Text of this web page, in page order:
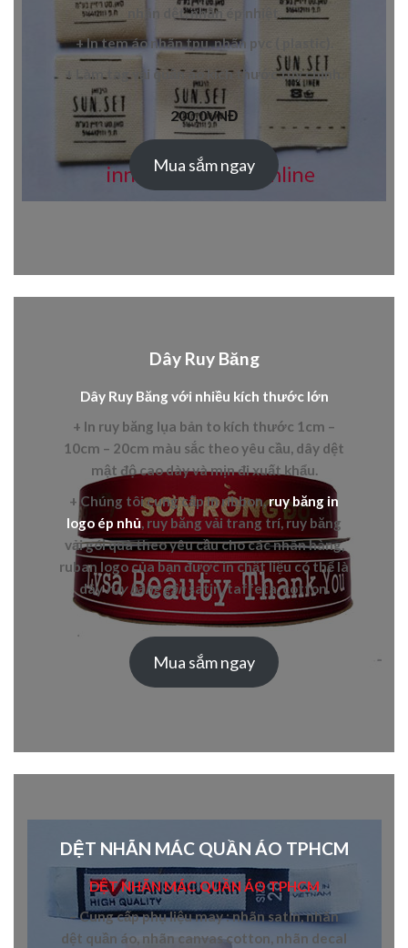
nhãn dệt,nhãn ép nhiệt
+ Intem áo nhãn tpu,nhãn pvc
+ L àm tag vải quần áo kích thước tùy chỉnh.
200,0VNĐ
Mua sắm ngay
Dây Ruy Băng
Dây Ruy Băng với nhiều kích thước lớn
+ In ruy băng lụa bản to kích thước 1cm –
10cm – 20cm màu sắc theo yêu cầu, dây dệt
mật độ cao dày và mịn đi xuất khẩu.
+ Chúng tôi cung cấp inribbon,ruy băng in
logo ép nhủ, ruy băng vải trang trí, ruy băng
vải gói quà theo yêu cầu cho các nhãn hàng,
ruban logo của bạn được in chất liệu có thể là
dâyruy băng gânsatin, taffeta, cotton.
Mua sắm ngay
DỆT NHÃN MÁC QUẦN ÁO TPHCM
DỆT NHÃN MÁC QUẦN ÁO TPHCM
– Cung cấpphụ liệu may:nhãn satin, nhãn
dệt quần áo, nhãn canvas cotton, nhãn decal